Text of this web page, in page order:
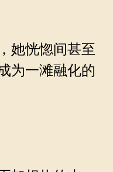
她恍惚间甚至
为一滩融化的